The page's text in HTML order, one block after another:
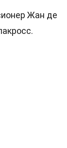
Жан де